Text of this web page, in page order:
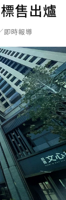
售出爐
即時報導